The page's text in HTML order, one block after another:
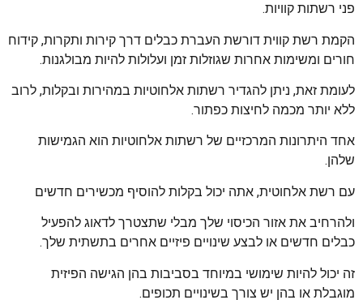
פני רשתות קוויות.
הקמת רשת קווית דורשת העברת כבלים דרך קירות ותקרות, קידוח
חורים ומשימות אחרות שגוזלות זמן ועלולות להיות מבולגנות.
לעומת זאת, ניתן להגדיר רשתות אלחוטיות במהירות ובקלות, לרוב
ללא יותר מכמה לחיצות כפתור.
אחד היתרונות המרכזיים של רשתות אלחוטיות הוא הגמישות
שלהן.
עם רשת אלחוטית, אתה יכול בקלות להוסיף מכשירים חדשים
ולהרחיב את אזור הכיסוי שלך מבלי שתצטרך לדאוג להפעיל
כבלים חדשים או לבצע שינויים פיזיים אחרים בתשתית שלך.
זה יכול להיות שימושי במיוחד בסביבות בהן הגישה הפיזית
מוגבלת או בהן יש צורך בשינויים תכופים.